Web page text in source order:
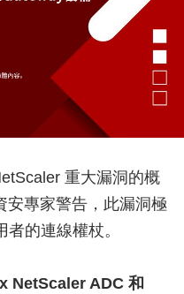
重大漏洞的概
安專家警告，此漏洞極
的連線權杖。
NetScaler ADC 和